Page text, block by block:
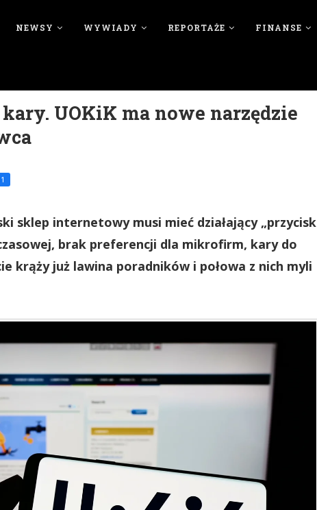
NEWSY WYWIADY REPORTAŻE FINANSE
kary. UOKiK ma nowe narzędzie
sklep internetowy musi mieć działający „przycisk
brak preferencji dla mikrofirm, kary do
krąży już lawina poradników i połowa z nich myli